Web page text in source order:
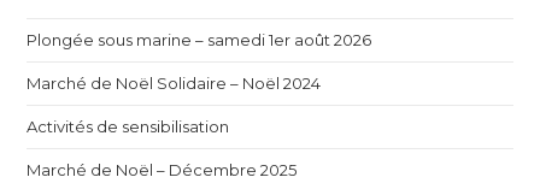
Plongée sous marine – samedi 1er août 2026
Marché de Noël Solidaire – Noël 2024
Activités de sensibilisation
Marché de Noël – Décembre 2025